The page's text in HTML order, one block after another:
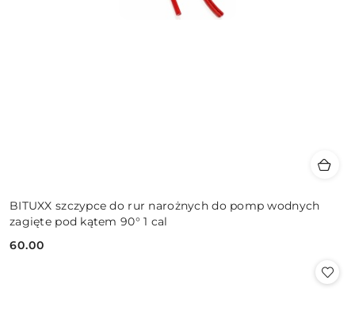
BITUXX szczypce do rur narożnych do pomp wodnych
zagięte pod kątem 90° 1 cal
Cena:
60.00